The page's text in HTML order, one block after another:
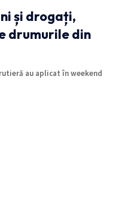
și drogați,
drumurile din
au aplicat în weekend